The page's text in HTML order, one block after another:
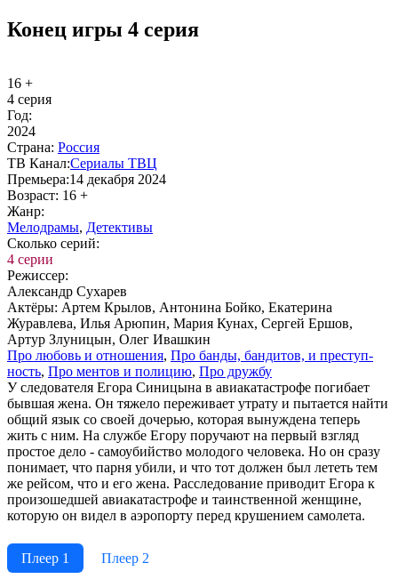
Конец игры 4 серия
16 +
4 серия
Год:
2024
Стра­на: Рос­сия
ТВ Ка­нал:Сериалы ТВЦ
Пре­мье­ра:14 декабря 2024
Воз­раст: 16 +
Жанр:
Ме­ло­дра­мы, Де­тек­ти­вы
Сколь­ко се­рий:
4 серии
Ре­жис­сер:
Александр Сухарев
Ак­тё­ры: Артем Крылов, Антонина Бойко, Екатерина
Журавлева, Илья Арюпин, Мария Кунах, Сергей Ершов,
Артур Злуницын, Олег Ивашкин
Про лю­бовь и от­но­ше­ния, Про бан­ды, бан­ди­тов, и пре­ступ­
ность, Про мен­тов и по­ли­цию, Про друж­бу
У следователя Егора Синицына в авиакатастрофе погибает
бывшая жена. Он тяжело переживает утрату и пытается найти
общий язык со своей дочерью, которая вынуждена теперь
жить с ним. На службе Егору поручают на первый взгляд
простое дело - самоубийство молодого человека. Но он сразу
понимает, что парня убили, и что тот должен был лететь тем
же рейсом, что и его жена. Расследование приводит Егора к
произошедшей авиакатастрофе и таинственной женщине,
которую он видел в аэропорту перед крушением самолета.
Плеер 1
Плеер 2